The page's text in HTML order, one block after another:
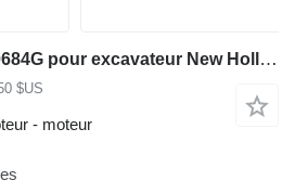
Moteur IVECO F4GE0684G pour excavateur New Holland E 215
$US
- moteur